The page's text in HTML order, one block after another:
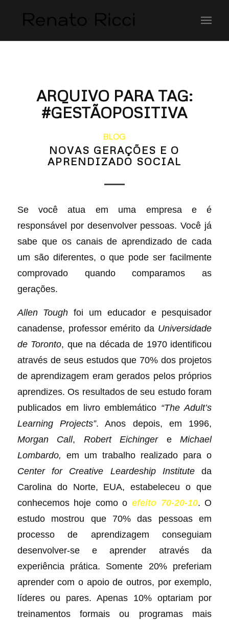
ARQUIVO PARA TAG:
#GESTÃOPOSITIVA
BLOG
NOVAS GERAÇÕES E O
APRENDIZADO SOCIAL
Se você atua em uma empresa e é
responsável por desenvolver pessoas. Você já
sabe que os canais de aprendizado de cada
um são diferentes, o que pode ser facilmente
comprovado quando comparamos as
gerações.
Allen Tough foi um educador e pesquisador
canadense, professor emérito da Universidade
de Toronto, que na década de 1970 identificou
através de seus estudos que 70% dos projetos
de aprendizagem eram gerados pelos próprios
aprendizes. Os resultados de seu estudo foram
publicados em livro emblemático “The Adult’s
Learning Projects”. Anos depois, em 1996,
Morgan Call, Robert EichingereMichael
Lombardo, em um trabalho realizado para o
Center for Creative Leardeship Institute da
Carolina do Norte, EUA, estabeleceu o que
conhecemos hoje como o efeito 70-20-10. O
estudo mostrou que 70% das pessoas em
processo de aprendizagem conseguiam
desenvolver-se e aprender através da
experiência prática. Somente 20% preferiam
aprender com o apoio de outros, por exemplo,
líderes ou pares. Apenas 10% optariam por
treinamentos formais ou programas mais